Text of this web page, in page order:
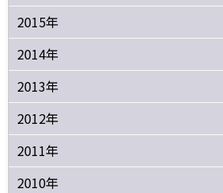
2015年
2014年
2013年
2012年
2011年
2010年